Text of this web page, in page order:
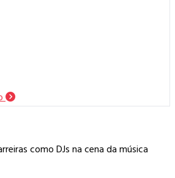
como DJs na cena da música